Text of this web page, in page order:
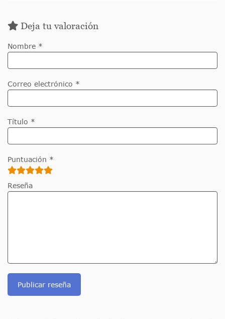
Deja tu valoración
Nombre *
Correo electrónico *
Título *
Puntuación *
Reseña
Publicar reseña